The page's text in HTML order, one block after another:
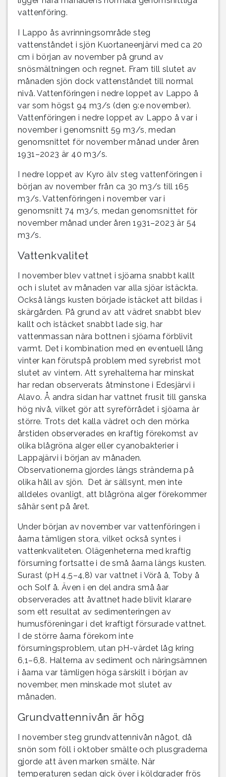
vattenföring.
I Lappo ås avrinningsområde steg
vattenståndet i sjön Kuortaneenjärvi med ca 20
cm i början av november på grund av
snösmältningen och regnet. Fram till slutet av
månaden sjön dock vattenståndet till normal
nivå. Vattenföringen i nedre loppet av Lappo å
var som högst 94 m3/s (den 9:e november).
Vattenföringen i nedre loppet av Lappo å var i
november i genomsnitt 59 m3/s, medan
genomsnittet för november månad under åren
1931–2023 är 40 m3/s.
I nedre loppet av Kyro älv steg vattenföringen i
början av november från ca 30 m3/s till 165
m3/s. Vattenföringen i november var i
genomsnitt 74 m3/s, medan genomsnittet för
november månad under åren 1931–2023 är 54
m3/s.
Vattenkvalitet
I november blev vattnet i sjöarna snabbt kallt
och i slutet av månaden var alla sjöar istäckta.
Också längs kusten började istäcket att bildas i
skärgården. På grund av att vädret snabbt blev
kallt och istäcket snabbt lade sig, har
vattenmassan nära bottnen i sjöarna förblivit
varmt. Det i kombination med en eventuell lång
vinter kan förutspå problem med syrebrist mot
slutet av vintern. Att syrehalterna har minskat
har redan observerats åtminstone i Edesjärvi i
Alavo. Å andra sidan har vattnet frusit till ganska
hög nivå, vilket gör att syreförrådet i sjöarna är
större. Trots det kalla vädret och den mörka
årstiden observerades en kraftig förekomst av
olika blågröna alger eller cyanobakterier i
Lappajärvi i början av månaden.
Observationerna gjordes längs stränderna på
olika håll av sjön. Det är sällsynt, men inte
alldeles ovanligt, att blågröna alger förekommer
såhär sent på året.
Under början av november var vattenföringen i
åarna tämligen stora, vilket också syntes i
vattenkvaliteten. Olägenheterna med kraftig
försurning fortsatte i de små åarna längs kusten.
Surast (pH 4,5–4,8) var vattnet i Vörå å, Toby å
och Solf å. Även i en del andra små åar
observerades att åvattnet hade blivit klarare
som ett resultat av sedimenteringen av
humusföreningar i det kraftigt försurade vattnet.
I de större åarna förekom inte
försurningsproblem, utan pH-värdet låg kring
6,1–6,8. Halterna av sediment och näringsämnen
i åarna var tämligen höga särskilt i början av
november, men minskade mot slutet av
månaden.
Grundvattennivån är hög
I november steg grundvattennivån något, då
snön som föll i oktober smälte och plusgraderna
gjorde att även marken smälte. När
temperaturen sedan gick över i köldgrader frös